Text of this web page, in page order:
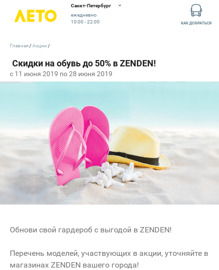
Санкт-Петербург
ежедневно
10:00 - 22:00
КАК ДОБРАТЬСЯ
c 11 июня 2019 по 28 июня 2019
Главная Акции
Обнови свой гардероб с выгодой в ZENDEN!
Перечень моделей, участвующих в акции, уточняйте в
магазинах ZENDEN вашего города!